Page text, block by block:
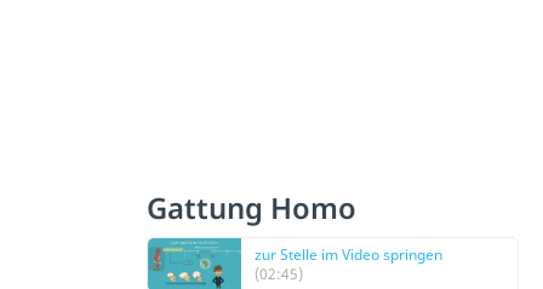
Gattung Homo
zur Stelle im Video springen
(02:45)